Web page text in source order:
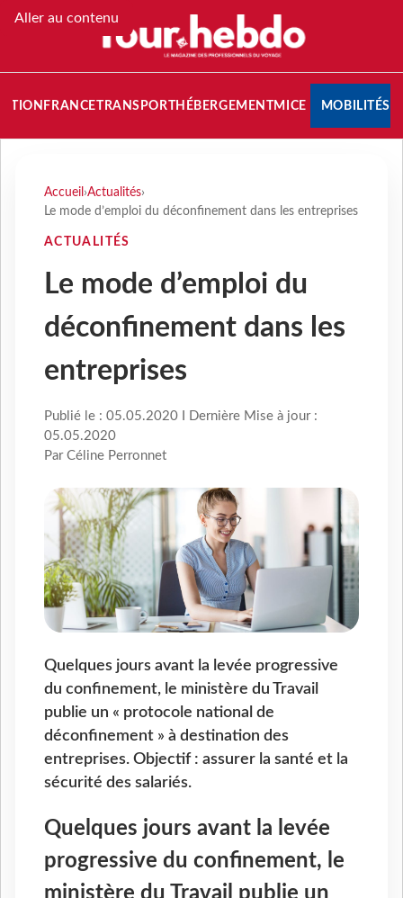
Aller au contenu
FRANCETRANSPORT HÉBERGEMENTMICE MOBILITÉS
Accueil ›Actualités›
Le mode d’emploi du déconfinement dans les entreprises
ACTUALITÉS
Le mode d’emploi du
déconfinement dans les
entreprises
Publié le : 05.05.2020 I Dernière Mise à jour :
05.05.2020
Par Céline Perronnet
Quelques jours avant la levée progressive
du confinement, le ministère du Travail
publie un « protocole national de
déconfinement » à destination des
entreprises. Objectif : assurer la santé et la
sécurité des salariés.
Quelques jours avant la levée
progressive du confinement, le
ministère du Travail publie un